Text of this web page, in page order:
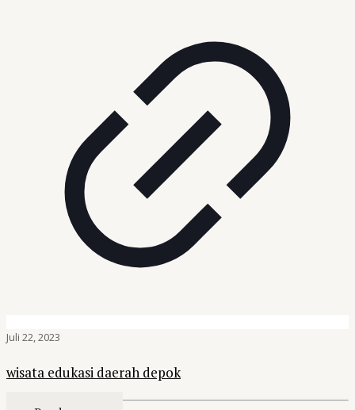
Juli 22, 2023
wisata edukasi daerah depok